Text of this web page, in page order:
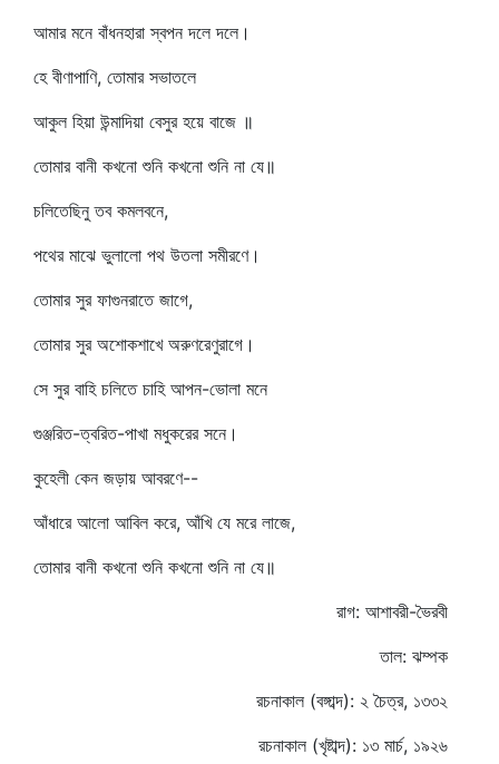
আমার মনে বাঁধনহারা স্বপন দলে দলে।
হে বীণাপাণি, তোমার সভাতলে
আকুল হিয়া উন্মাদিয়া বেসুর হয়ে বাজে ॥
তোমার বানী কখনো শুনি কখনো শুনি না যে॥
চলিতেছিনু তব কমলবনে,
পথের মাঝে ভুলালো পথ উতলা সমীরণে।
তোমার সুর ফাগুনরাতে জাগে,
তোমার সুর অশোকশাখে অরুণরেণুরাগে।
সে সুর বাহি চলিতে চাহি আপন-ভোলা মনে
গুঞ্জরিত-ত্বরিত-পাখা মধুকরের সনে।
কুহেলী কেন জড়ায় আবরণে--
আঁধারে আলো আবিল করে, আঁখি যে মরে লাজে,
তোমার বানী কখনো শুনি কখনো শুনি না যে॥
রাগ: আশাবরী-ভৈরবী
তাল: ঝম্পক
রচনাকাল (বঙ্গাব্দ): ২ চৈত্র, ১৩৩২
রচনাকাল (খৃষ্টাব্দ): ১৩ মার্চ, ১৯২৬